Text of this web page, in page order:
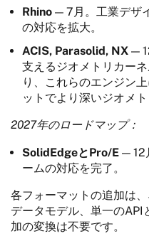
Rhino — 7月。工業デザ
の対応を拡大。
ACIS, Parasolid, NX —
支えるジオメトリカー
り、これらのエンジン
ットでより深いジオメ
2027年のロードマップ：
SolidEdgeとPro/E — 12
ームの対応を完了。
各フォーマットの追加は
データモデル、単一のAPI
加の変換は不要です。